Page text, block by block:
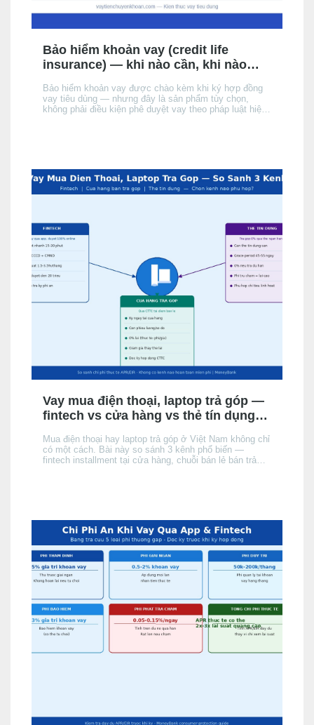
Bảo hiểm khoản vay (credit life
insurance) — khi nào cần, khi nào
Bảo hiểm khoản vay được chào kèm khi ký hợp đồng
vay tiêu dùng — nhưng đây là sản phẩm tùy chọn,
không phải điều kiện phê duyệt vay theo pháp luật hiện
Vay mua điện thoại, laptop trả góp —
fintech vs cửa hàng vs thẻ tín dụng:
Mua điện thoại hay laptop trả góp ở Việt Nam không chỉ
có một cách. Bài này so sánh 3 kênh phổ biến —
fintech installment tại cửa hàng, chuỗi bán lẻ bán trả